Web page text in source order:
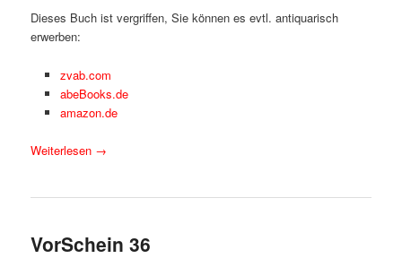
Dieses Buch ist vergriffen, Sie können es evtl. antiquarisch
erwerben:
zvab.com
abeBooks.de
amazon.de
Weiterlesen →
VorSchein 36